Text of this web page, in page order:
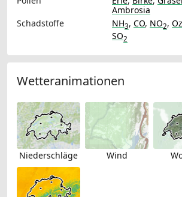
Ambrosia
Schadstoffe
NH3, CO, NO2,
SO2
Wetteranimationen
Niederschläge Wind